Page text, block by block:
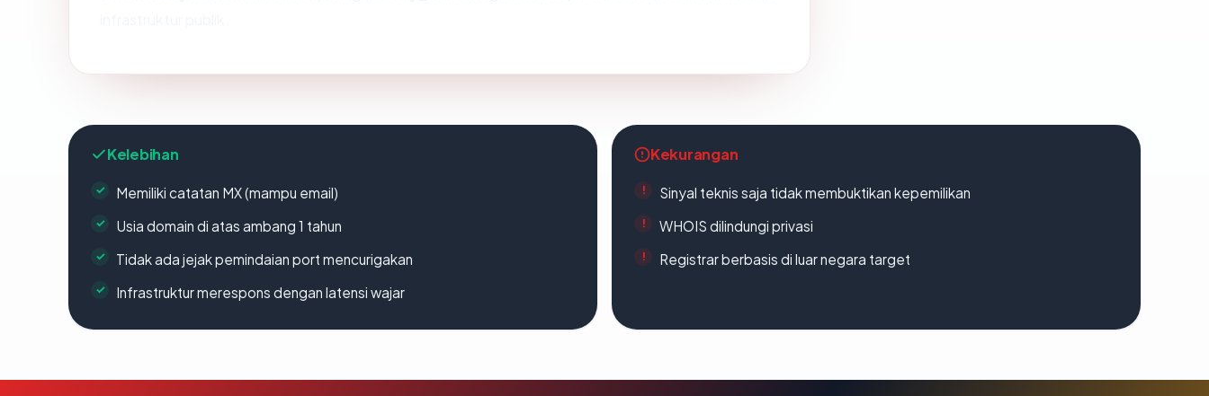
Kelebihan
Memiliki catatan MX (mampu email)
Usia domain di atas ambang 1 tahun
Tidak ada jejak pemindaian port mencurigakan
Infrastruktur merespons dengan latensi wajar
Kekurangan
Sinyal teknis saja tidak membuktikan kepemilikan
WHOIS dilindungi privasi
Registrar berbasis di luar negara target